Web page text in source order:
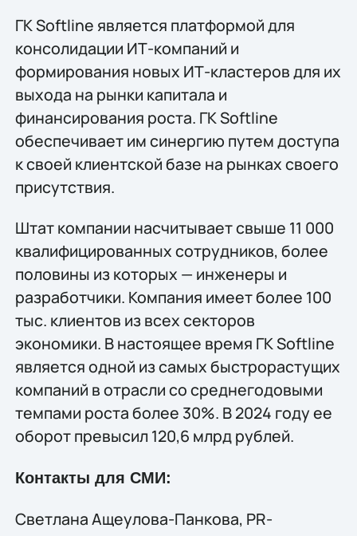
ГК Softline является платформой для
консолидации ИТ-компаний и
формирования новых ИТ-кластеров для их
выхода на рынки капитала и
финансирования роста. ГК Softline
обеспечивает им синергию путем доступа
к своей клиентской базе на рынках своего
присутствия.
Штат компании насчитывает свыше 11 000
квалифицированных сотрудников, более
половины из которых — инженеры и
разработчики. Компания имеет более 100
тыс. клиентов из всех секторов
экономики. В настоящее время ГК Softline
является одной из самых быстрорастущих
компаний в отрасли со среднегодовыми
темпами роста более 30%. В 2024 году ее
оборот превысил 120,6 млрд рублей.
Контакты для СМИ:
Светлана Ащеулова-Панкова, PR-